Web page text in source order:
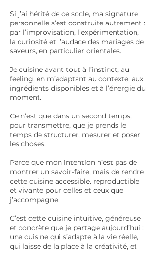
Si j’ai hérité de ce socle, ma signature
personnelle s’est construite autrement :
par l’improvisation, l’expérimentation,
la curiosité et l’audace des mariages de
saveurs, en particulier orientales.
Je cuisine avant tout à l’instinct, au
feeling, en m’adaptant au contexte, aux
ingrédients disponibles et à l’énergie du
moment.
Ce n’est que dans un second temps,
pour transmettre, que je prends le
temps de structurer, mesurer et poser
les choses.
Parce que mon intention n’est pas de
montrer un savoir-faire, mais de rendre
cette cuisine accessible, reproductible
et vivante pour celles et ceux que
j’accompagne.
C’est cette cuisine intuitive, généreuse
et concrète que je partage aujourd’hui :
une cuisine qui s’adapte à la vie réelle,
qui laisse de la place à la créativité, et